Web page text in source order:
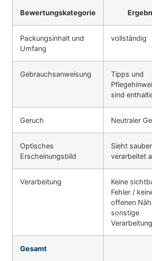
Bewertungskategorie
Packungsinhalt und
Umfang
vollständig
Gebrauchsanweisung
Tipps und
sind
Geruch Neutraler
Optisches
Erscheinungsbild
Sieht sauber
verarbeitet
Verarbeitung
Keine
Fehler /
offenen
sonstige
Gesamt